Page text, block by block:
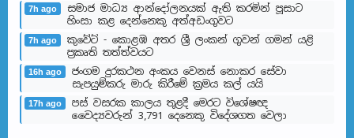
7h ago
සමාජ මාධ්‍ය ආන්දෝලනයක් ඇති කරමින් පූසාට
හිංසා කළ දෙන්නෙකු අත්අඩංගුවට
7h ago
කුවේට් - කොළඹ අතර ශ්‍රී ලංකන් ගුවන් ගමන් යළි
ප්‍රකෘති තත්ත්වයට
16h ago
ජංගම දුරකථන අංකය වෙනස් නොකර සේවා
සැපයුම්කරු මාරු කිරීමේ ක්‍රමය කල් යයි
17h ago
පස් වසරක කාලය තුළදී මෙරට විශේෂඥ
වෛද්‍යවරුන් 3,791 දෙනෙකු විදේශගත වෙලා